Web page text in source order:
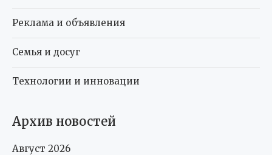
Реклама и объявления
Семья и досуг
Технологии и инновации
Архив новостей
Август 2026